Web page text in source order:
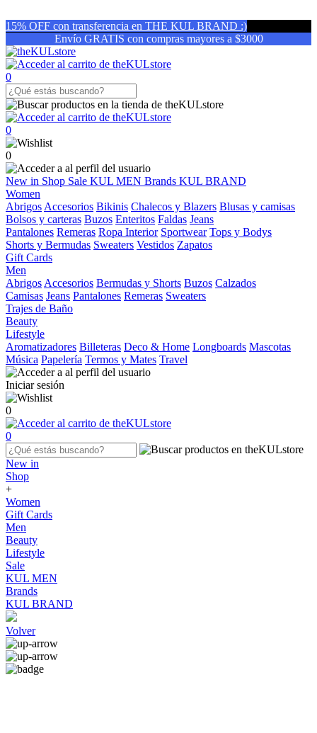
15% OFF con transferencia en THE KUL BRAND :)
Envío GRATIS con compras mayores a $3000
0
0
0
New in Shop Sale KUL MEN Brands KUL BRAND
Women
Abrigos Accesorios Bikinis Chalecos y Blazers Blusas y camisas
Bolsos y carteras Buzos Enteritos Faldas Jeans
Pantalones Remeras Ropa Interior Sportwear Tops y Bodys
Shorts y Bermudas Sweaters Vestidos Zapatos
Gift Cards
Men
Abrigos Accesorios Bermudas y Shorts Buzos Calzados
Camisas Jeans Pantalones Remeras Sweaters
Trajes de Baño
Beauty
Lifestyle
Aromatizadores Billeteras Deco & Home Longboards Mascotas
Música Papelería Termos y Mates Travel
Iniciar sesión
0
0
New in
Shop
+
Women
Gift Cards
Men
Beauty
Lifestyle
Sale
KUL MEN
Brands
KUL BRAND
Volver